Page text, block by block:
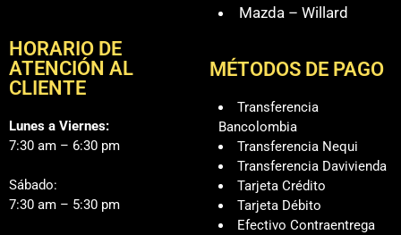
HORARIO DE
ATENCIÓN AL
CLIENTE
Lunes a Viernes:
7:30 am – 6:30 pm
Sábado:
7:30 am – 5:30 pm
Mazda – Willard
MÉTODOS DE PAGO
Transferencia
Bancolombia
Transferencia Nequi
Transferencia Davivienda
Tarjeta Crédito
Tarjeta Débito
Efectivo Contraentrega